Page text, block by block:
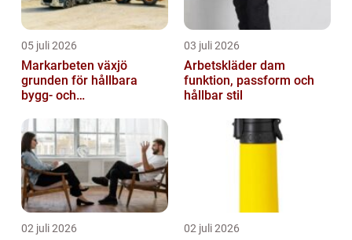
05 juli 2026
Markarbeten växjö
grunden för hållbara
bygg- och
03 juli 2026
Arbetskläder dam
funktion, passform och
hållbar stil
02 juli 2026 02 juli 2026